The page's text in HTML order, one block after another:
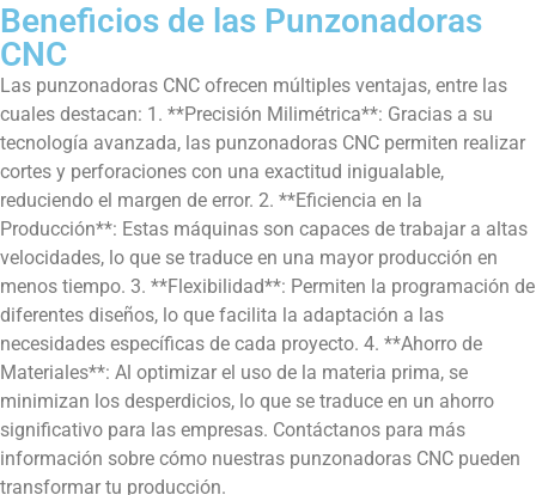
Beneficios de las Punzonadoras
CNC
Las punzonadoras CNC ofrecen múltiples ventajas, entre las
cuales destacan: 1. **Precisión Milimétrica**: Gracias a su
tecnología avanzada, las punzonadoras CNC permiten realizar
cortes y perforaciones con una exactitud inigualable,
reduciendo el margen de error. 2. **Eficiencia en la
Producción**: Estas máquinas son capaces de trabajar a altas
velocidades, lo que se traduce en una mayor producción en
menos tiempo. 3. **Flexibilidad**: Permiten la programación de
diferentes diseños, lo que facilita la adaptación a las
necesidades específicas de cada proyecto. 4. **Ahorro de
Materiales**: Al optimizar el uso de la materia prima, se
minimizan los desperdicios, lo que se traduce en un ahorro
significativo para las empresas. Contáctanos para más
información sobre cómo nuestras punzonadoras CNC pueden
transformar tu producción.